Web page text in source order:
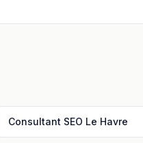
Consultant SEO Le Havre